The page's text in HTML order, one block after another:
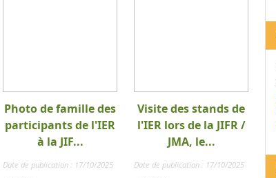
Photo de famille des
participants de l'IER
à la JIF...
Date de publication : 17/10/2025
Visite des stands de
l'IER lors de la JIFR /
JMA, le...
Date de publication : 17/10/2025